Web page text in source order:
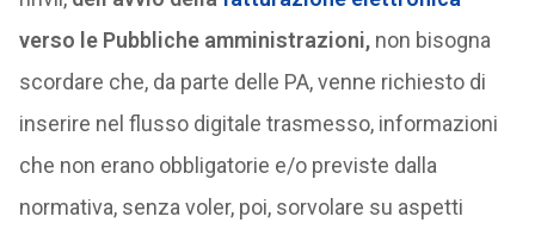
verso le Pubbliche amministrazioni,non bisogna
scordare che, da parte delle PA, venne richiesto di
inserire nel flusso digitale trasmesso, informazioni
che non erano obbligatorie e/o previste dalla
normativa, senza voler, poi, sorvolare su aspetti